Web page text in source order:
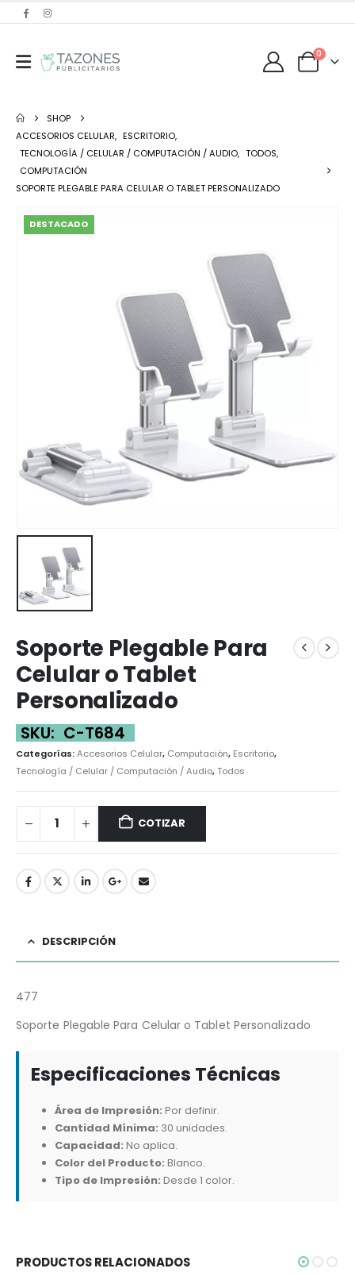
0
SHOP
ACCESORIOS CELULAR, ESCRITORIO,
TECNOLOGÍA / CELULAR / COMPUTACIÓN / AUDIO, TODOS,
COMPUTACIÓN
SOPORTE PLEGABLE PARA CELULAR O TABLET PERSONALIZADO
DESTACADO
Soporte Plegable Para
Celular o Tablet
Personalizado
SKU: C-T684
Categorías:Accesorios Celular, Computación, Escritorio,
Tecnología / Celular / Computación / Audio,Todos
COTIZAR
DESCRIPCIÓN
477
Soporte Plegable Para Celular o Tablet Personalizado
Especificaciones Técnicas
Área de Impresión: Por definir.
Cantidad Mínima: 30 unidades.
Capacidad: No aplica.
Color del Producto: Blanco.
Tipo de Impresión: Desde 1 color.
PRODUCTOS RELACIONADOS